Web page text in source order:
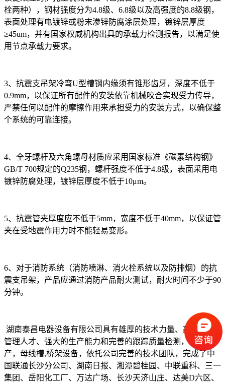
栓两种），钢材强度分为4.8级、6.8级以及高强度的8.8级钢，
表面处理有电镀锌或粉末渗锌防腐涂层处理，镀锌层厚度
≥45um，并有国家权威机构出具的承载力检测报告，以满足使
用节点承载力要求。
3、抗震支吊架冷弯U型槽钢内缘须有锥形齿牙，深度不低于
0.9mm，以保证所有配件的安装依靠机械咬合实现受力传导，
严禁任何以配件的摩擦作用来承担受力的安装方式，以确保整
个系统的可靠连接。
4、全牙螺杆及六角螺母材质应采用国家标准《碳素结构钢》
GB/T 700规定的Q235钢，螺杆强度不低于4.8级，表面采用电
镀锌防腐处理，镀锌层厚度不低于10μm。
5、抗震管夹厚度应不低于5mm，宽度不低于40mm，以保证管
夹在受地震作用力时不能轻易变形。
6、对于消防系统（消防喷淋、消火栓系统以及防排烟）的抗
震支吊架，产品应通过消防产品耐火测试，耐火时间不少于90
分钟。
湖南泰昌电器设备有限公司具有雄厚的技术力量、高层次的
管理人才、强大的生产能力和完善的跟踪质量检测，专业生
产，母线槽,桥架设备，依托公司完善的技术团队，完成了中
国联通长沙分公司、湖南日报、湘潭碧桂园、中联重科、三一
集团、岳阳化工厂、万达广场、长沙天济山庄、达美D六区、